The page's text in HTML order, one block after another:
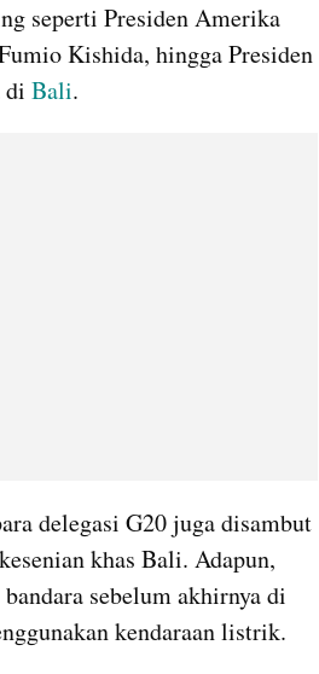
seperti Presiden Amerika
Kishida, hingga Presiden
di Bali.
delegasi G20 juga disambut
khas Bali. Adapun,
sebelum akhirnya di
kendaraan listrik.